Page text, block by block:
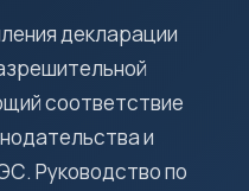
декларации
соответствие
и
Руководство по